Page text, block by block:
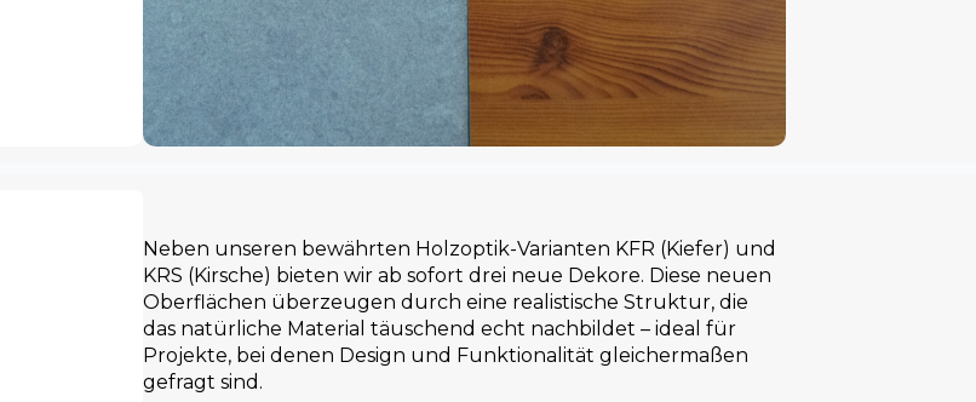
Neben unseren bewährten Holzoptik-Varianten KFR (Kiefer) und
KRS (Kirsche) bieten wir ab sofort drei neue Dekore. Diese neuen
Oberflächen überzeugen durch eine realistische Struktur, die
das natürliche Material täuschend echt nachbildet – ideal für
Projekte, bei denen Design und Funktionalität gleichermaßen
gefragt sind.